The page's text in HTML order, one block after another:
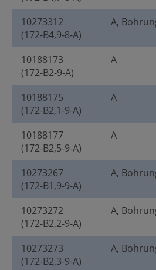
10273312
(172-B4,9-8-A)
A,
10188173
(172-B2-9-A)
A
10188175
(172-B2,1-9-A)
A
10188177
(172-B2,5-9-A)
A
10273267
(172-B1,9-9-A)
A,
10273272
(172-B2,2-9-A)
A,
10273273
(172-B2,3-9-A)
A,